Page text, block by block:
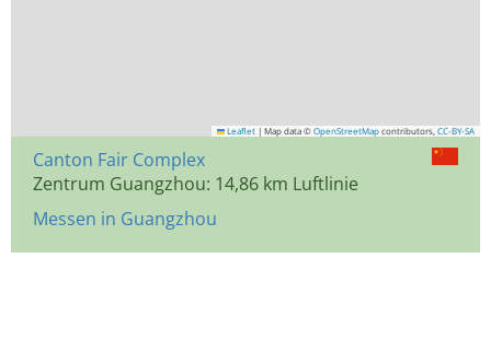
Leaflet | Map data © OpenStreetMap contributors, CC-BY-SA
Canton Fair Complex
Zentrum Guangzhou: 14,86 km Luftlinie
Messen in Guangzhou